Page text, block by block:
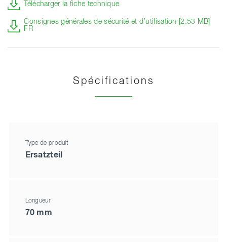
Télécharger la fiche technique
Consignes générales de sécurité et d’utilisation [2.53 MB]
FR
Spécifications
Type de produit
Ersatzteil
Longueur
70 mm